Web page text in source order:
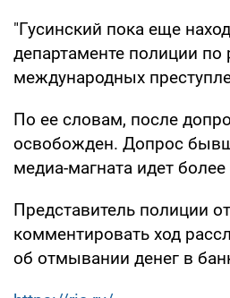
"Гусинский пока еще
департаменте полиции
международных
По ее словам, после
освобожден. Допрос
медиа-магната идет более
Представитель полиции
комментировать ход
об отмывании денег в